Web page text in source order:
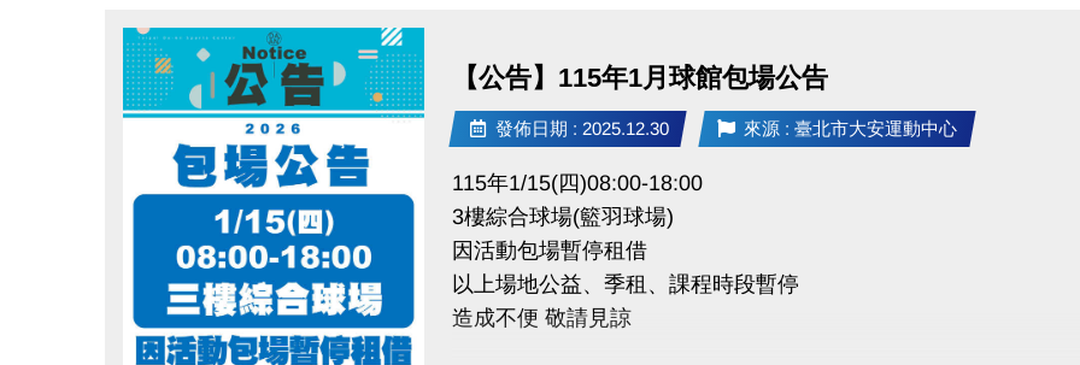
【公告】115年1月球館包場公告
發佈日期 : 2025.12.30 來源 : 臺北市大安運動中心
115年1/15(四)08:00-18:00
3樓綜合球場(籃羽球場)
因活動包場暫停租借
以上場地公益、季租、課程時段暫停
造成不便 敬請見諒